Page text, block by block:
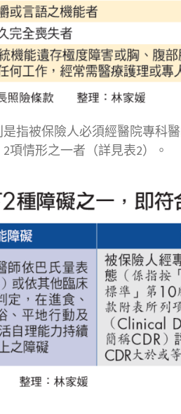
指被保險人必須經醫院專科
項情形之一者（詳見表2）。